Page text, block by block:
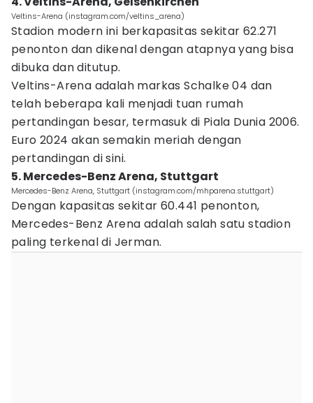
Veltins-Arena (instagram.com/veltins_arena)
Stadion modern ini berkapasitas sekitar 62.271
penonton dan dikenal dengan atapnya yang bisa
dibuka dan ditutup.
Veltins-Arena adalah markas Schalke 04 dan
telah beberapa kali menjadi tuan rumah
pertandingan besar, termasuk di Piala Dunia 2006.
Euro 2024 akan semakin meriah dengan
pertandingan di sini.
5. Mercedes-Benz Arena, Stuttgart
Mercedes-Benz Arena, Stuttgart (instagram.com/mhparena.stuttgart)
Dengan kapasitas sekitar 60.441 penonton,
Mercedes-Benz Arena adalah salah satu stadion
paling terkenal di Jerman.